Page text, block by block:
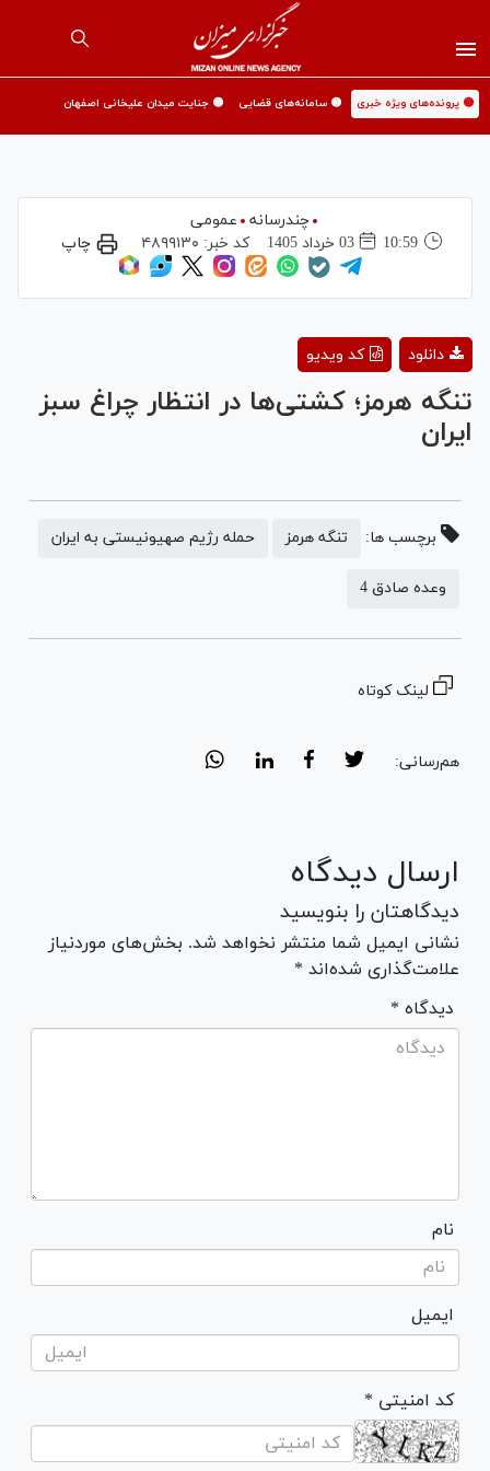
🟡 پرونده‌های ویژه خبری 🟡 سامانه‌های قضایی 🟡 جنایت میدان علیخانی اصفهان
چندرسانه
عمومی
10:59
03 خرداد 1405 کد خبر: ۴۸۹۹۱۳۰ چاپ
Video
کد ویدیو دانلود
تنگه هرمز؛ کشتی‌ها در انتظار چراغ سبز
ایران
برچسب ها: تنگه هرمز حمله رژیم صهیونیستی به ایران
وعده صادق 4
لینک کوتاه
هم‌رسانی:
ارسال دیدگاه
دیدگاهتان را بنویسید
نشانی ایمیل شما منتشر نخواهد شد. بخش‌های موردنیاز
علامت‌گذاری شده‌اند *
* دیدگاه
نام
ایمیل
* کد امنیتی